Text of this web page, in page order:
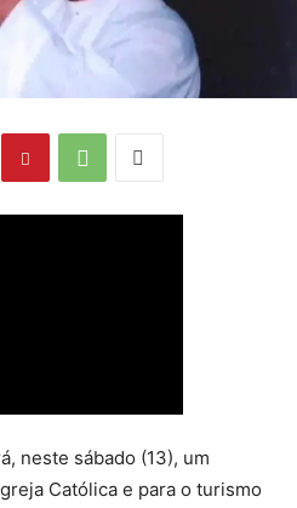
neste sábado (13), um
Católica e para o turismo